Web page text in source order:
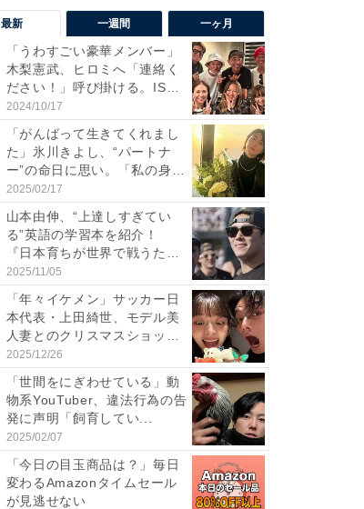
最新 一週間 一ヶ月
「うわすごい豪華メンバー」
木梨憲武、ヒロミへ「連絡く
ださい！」呼び掛ける。IS
S...
2024/10/17
「がんばって生きてくれまし
た」氷川きよし、“パートナ
ー”の命日に思い。「私の身
体...
2025/02/17
山本由伸、“上達しすぎてい
る”英語の学習本を紹介！
『日本育ちが世界で戦うため
の...
2025/11/05
「年々イケメン」サッカー日
本代表・上田綺世、モデル美
人妻とのクリスマスショット
に...
2025/12/26
「世間をにぎわせている」動
物系YouTuber、違法行為の告
発に声明「飼育してい...
2025/02/07
「今日の目玉商品は？」毎日
変わるAmazonタイムセール
が見逃せない